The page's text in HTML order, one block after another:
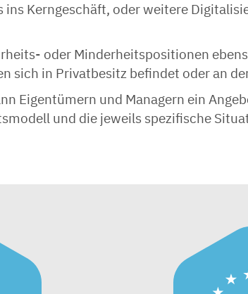
Kerngeschäft, oder weitere
oder Minderheitspositionen
sich in Privatbesitz befindet oder an
Eigentümern und Managern ein
und die jeweils spezifische